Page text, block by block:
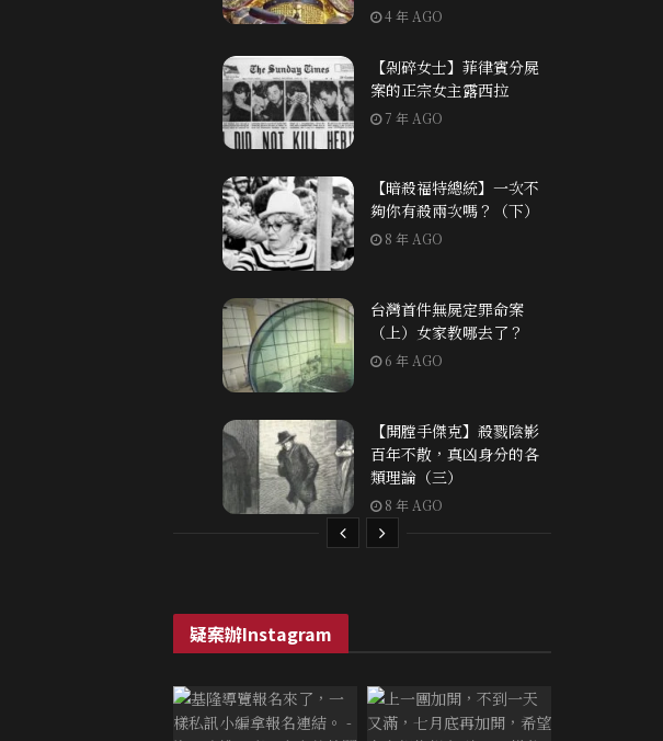
4 年 AGO
【剁碎女士】菲律賓分屍
案的正宗女主露西拉
7 年 AGO
【暗殺福特總統】一次不
夠你有殺兩次嗎？（下）
8 年 AGO
台灣首件無屍定罪命案
（上）女家教哪去了？
6 年 AGO
【開膛手傑克】殺戮陰影
百年不散，真凶身分的各
類理論（三）
8 年 AGO
疑案辦Instagram